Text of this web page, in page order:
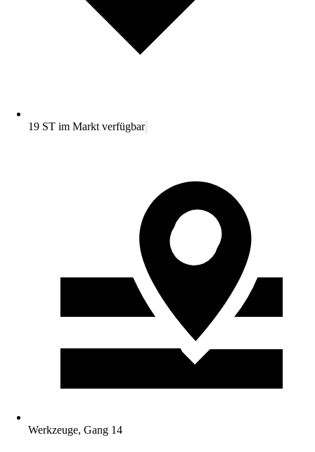
19 ST im Markt verfügbar
Werkzeuge, Gang 14